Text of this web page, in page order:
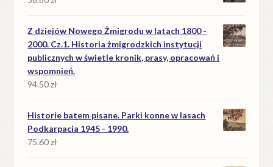
Z dziejów Nowego Żmigrodu w latach 1800 -
2000. Cz.1. Historia żmigrodzkich instytucji
publicznych w świetle kronik, prasy, opracowań i
wspomnień.
94.50zł
Historie batem pisane. Parki konne w lasach
Podkarpacia 1945 - 1990.
75.60zł